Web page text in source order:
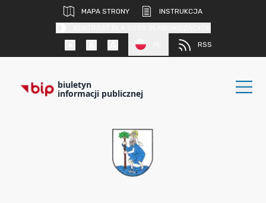
MAPA STRONY
INSTRUKCJA
RSS
biuletyn
informacji publicznej